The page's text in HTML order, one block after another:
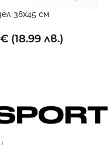
38х45 см
€(18.99 лв.)